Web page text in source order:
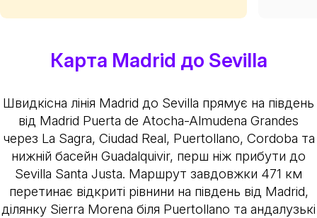
Карта Madrid до Sevilla
Швидкісна лінія Madrid до Sevilla прямує на південь
від Madrid Puerta de Atocha-Almudena Grandes
через La Sagra, Ciudad Real, Puertollano, Cordoba та
нижній басейн Guadalquivir, перш ніж прибути до
Sevilla Santa Justa. Маршрут завдовжки 471 км
перетинає відкриті рівнини на південь від Madrid,
ділянку Sierra Morena біля Puertollano та андалузькі